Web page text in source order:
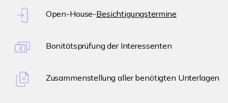
Open-House-Besichtigungstermine
Bonitätsprüfung der Interessenten
Zusammenstellung aller benötigten Unterlagen